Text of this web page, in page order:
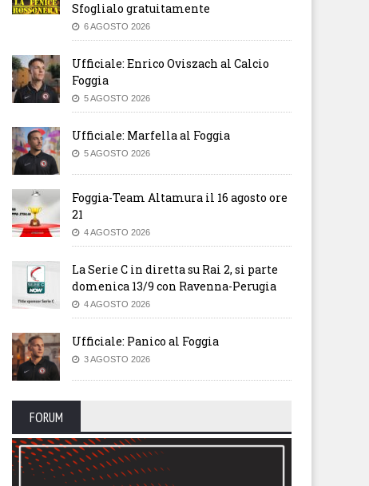
Sfoglialo gratuitamente
6 AGOSTO 2026
Ufficiale: Enrico Oviszach al Calcio
Foggia
5 AGOSTO 2026
Ufficiale: Marfella al Foggia
5 AGOSTO 2026
Foggia-Team Altamura il 16 agosto ore
21
4 AGOSTO 2026
La Serie C in diretta su Rai 2, si parte
domenica 13/9 con Ravenna-Perugia
4 AGOSTO 2026
Ufficiale: Panico al Foggia
3 AGOSTO 2026
FORUM